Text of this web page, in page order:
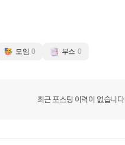
모임 0 부스 0
최근 포스팅 이력이 없습니다